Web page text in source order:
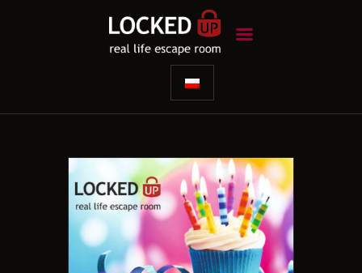
STRONA GŁÓWNA
RIDDLE
OFERTY SPECJALNE
INFORMACJE
KONTAKT